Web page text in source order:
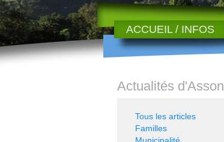
ACCUEIL / INFOS
Actualités d'Asson
Tous les articles
Familles